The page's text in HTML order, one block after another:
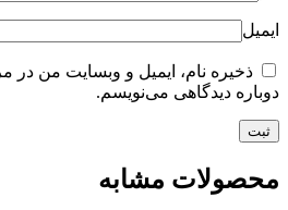
ایمیل
ذخیره نام، ایمیل و وبسایت من در
دوباره دیدگاهی می‌نویسم.
محصولات مشابه